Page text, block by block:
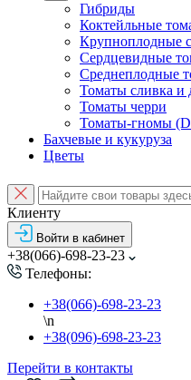
Гибриды
Коктейльные
Крупноплодные
Сердцевидные
Среднеплодные
Томаты сливка и
Томаты черри
Томаты-гномы
Бахчевые и кукуруза
Цветы
Клиенту
Войти в кабинет
+38(066)-698-23-23
Телефоны:
+38(066)-698-23-23
\n
+38(096)-698-23-23
Перейти в контакты